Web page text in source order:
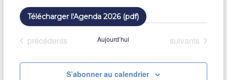
Télécharger l'Agenda 2026 (pdf)
Évènements
précédents Aujourd’hui Évènements
suivants
S’abonner au calendrier